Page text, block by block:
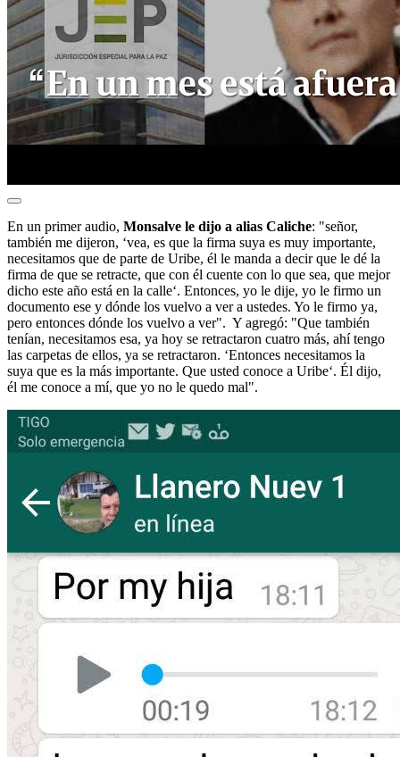
En un primer audio, Monsalve le dijo a alias Caliche: "señor,
también me dijeron, ‘vea, es que la firma suya es muy importante,
necesitamos que de parte de Uribe, él le manda a decir que le dé la
firma de que se retracte, que con él cuente con lo que sea, que mejor
dicho este año está en la calle‘. Entonces, yo le dije, yo le firmo un
documento ese y dónde los vuelvo a ver a ustedes. Yo le firmo ya,
pero entonces dónde los vuelvo a ver". Y agregó: "Que también
tenían, necesitamos esa, ya hoy se retractaron cuatro más, ahí tengo
las carpetas de ellos, ya se retractaron. ‘Entonces necesitamos la
suya que es la más importante. Que usted conoce a Uribe‘. Él dijo,
él me conoce a mí, que yo no le quedo mal".